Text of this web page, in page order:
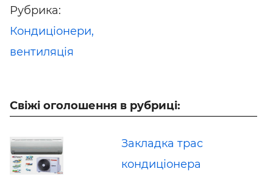
Рубрика:
Кондиціонери,
вентиляція
Свіжі оголошення в рубриці:
Закладка трас
кондиціонера